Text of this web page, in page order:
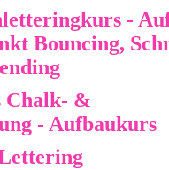
-
Bouncing,
Chalk- &
- Aufbaukurs